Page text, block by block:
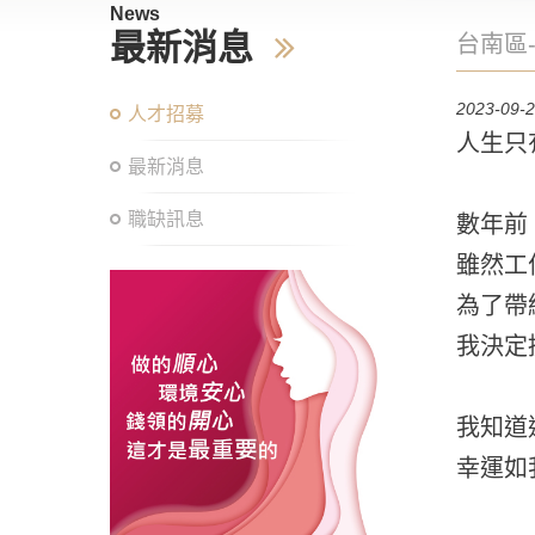
News
最新消息
人才招募
最新消息
職缺訊息
台南
2023-09-
人生
數年前
雖然工
為了帶
我決定
我知道
幸運如